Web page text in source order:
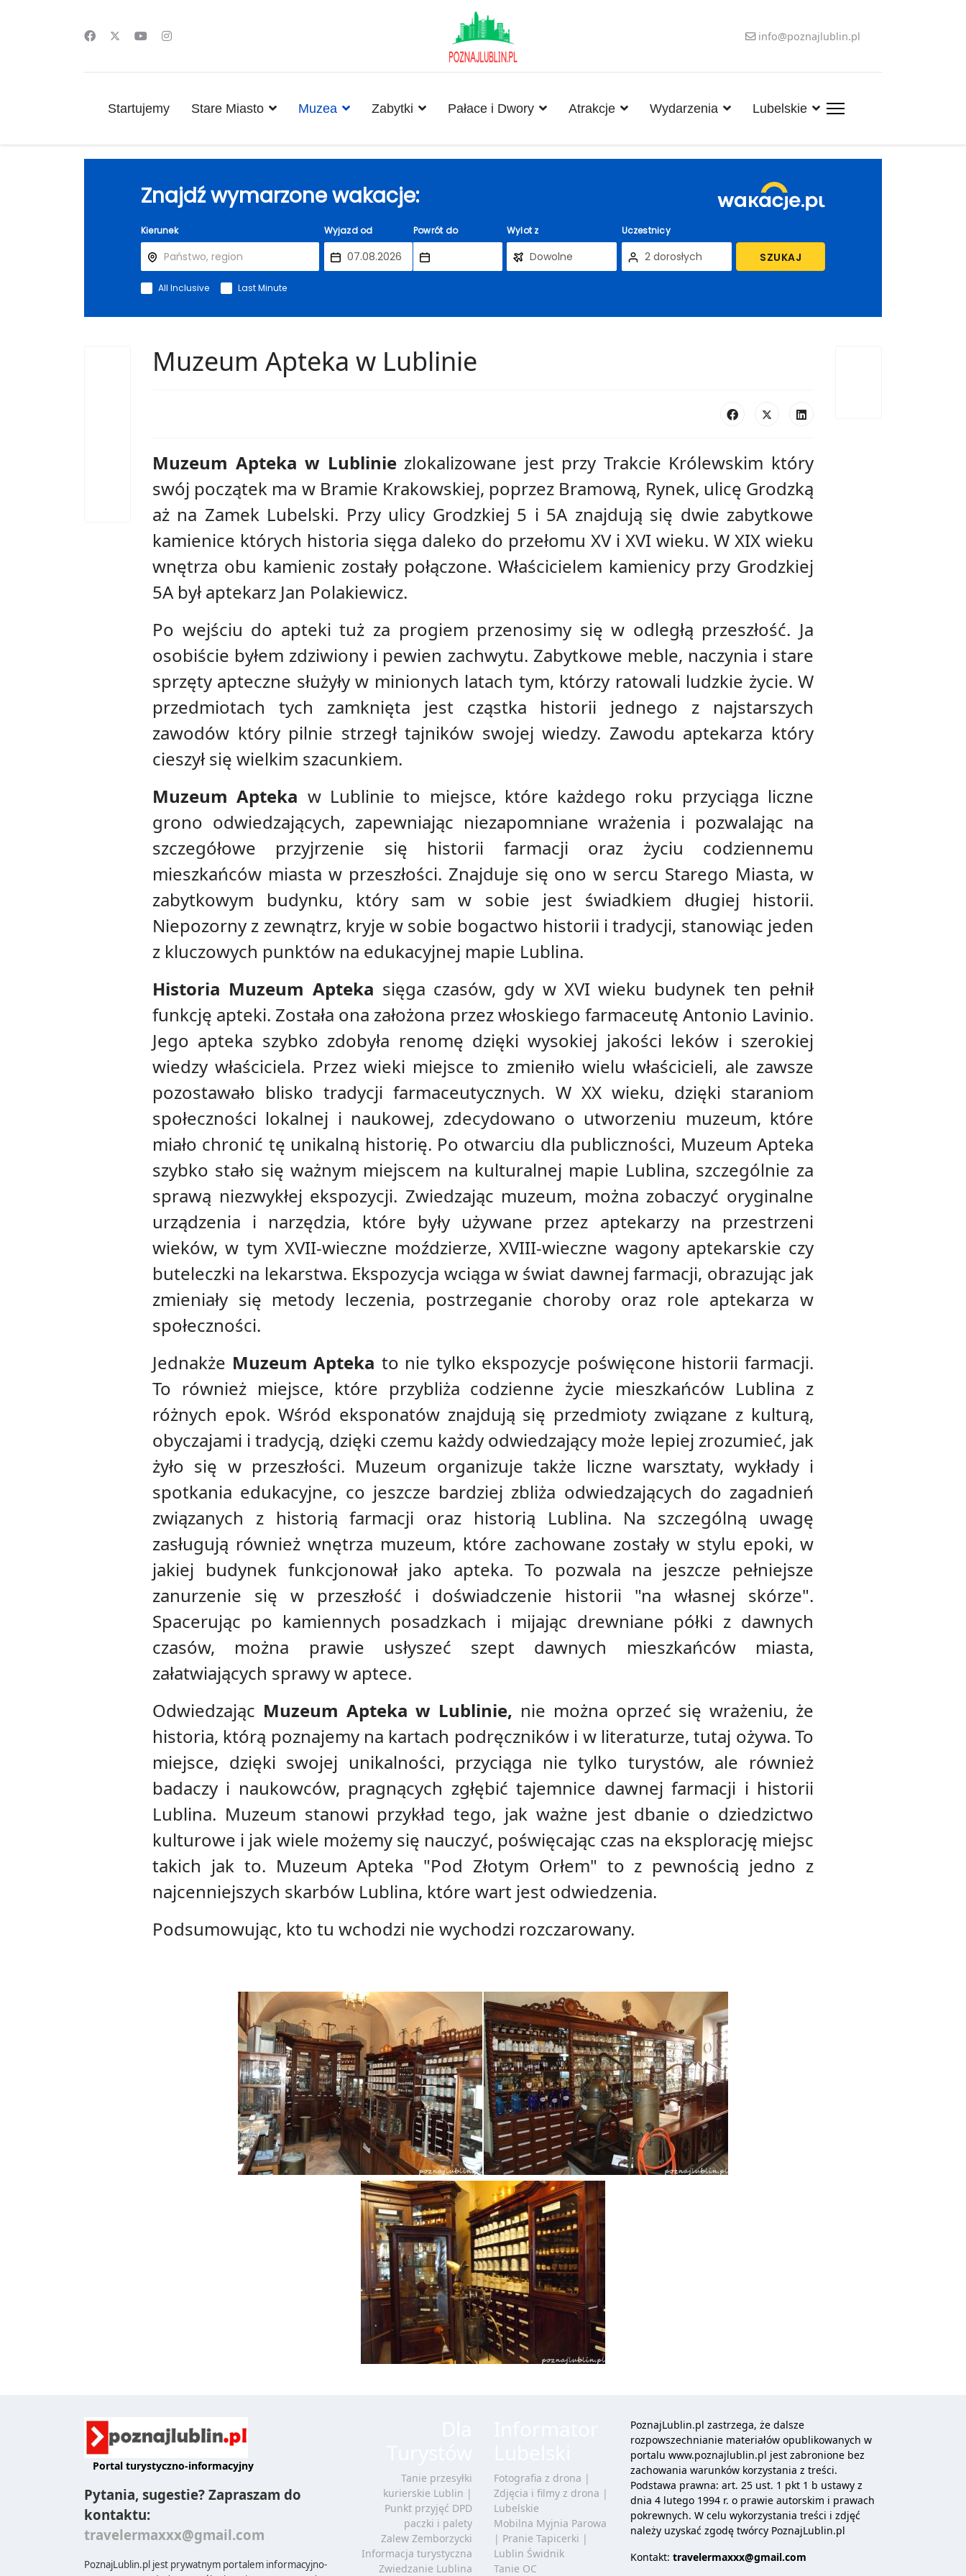
info@poznajlublin.pl
Startujemy Stare Miasto Muzea Zabytki Pałace i Dwory Atrakcje Wydarzenia Lubelskie
Znajdź wymarzone wakacje:
Kierunek Wyjazd od Powrót do Wylot z Uczestnicy
SZUKAJ
All Inclusive Last Minute
Muzeum Apteka w Lublinie
Muzeum Apteka w Lubliniezlokalizowane jest przy Trakcie Królewskim który
swój początek ma w Bramie Krakowskiej, poprzez Bramową, Rynek, ulicę Grodzką
aż na Zamek Lubelski. Przy ulicy Grodzkiej 5 i 5A znajdują się dwie zabytkowe
kamienice których historia sięga daleko do przełomu XV i XVI wieku. W XIX wieku
wnętrza obu kamienic zostały połączone. Właścicielem kamienicy przy Grodzkiej
5A był aptekarz Jan Polakiewicz.
Po wejściu do apteki tuż za progiem przenosimy się w odległą przeszłość. Ja
osobiście byłem zdziwiony i pewien zachwytu. Zabytkowe meble, naczynia i stare
sprzęty apteczne służyły w minionych latach tym, którzy ratowali ludzkie życie. W
przedmiotach tych zamknięta jest cząstka historii jednego z najstarszych
zawodów który pilnie strzegł tajników swojej wiedzy. Zawodu aptekarza który
cieszył się wielkim szacunkiem.
Muzeum Apteka w Lublinie to miejsce, które każdego roku przyciąga liczne
grono odwiedzających, zapewniając niezapomniane wrażenia i pozwalając na
szczegółowe przyjrzenie się historii farmacji oraz życiu codziennemu
mieszkańców miasta w przeszłości. Znajduje się ono w sercu Starego Miasta, w
zabytkowym budynku, który sam w sobie jest świadkiem długiej historii.
Niepozorny z zewnątrz, kryje w sobie bogactwo historii i tradycji, stanowiąc jeden
z kluczowych punktów na edukacyjnej mapie Lublina.
Historia Muzeum Apteka sięga czasów, gdy w XVI wieku budynek ten pełnił
funkcję apteki. Została ona założona przez włoskiego farmaceutę Antonio Lavinio.
Jego apteka szybko zdobyła renomę dzięki wysokiej jakości leków i szerokiej
wiedzy właściciela. Przez wieki miejsce to zmieniło wielu właścicieli, ale zawsze
pozostawało blisko tradycji farmaceutycznych. W XX wieku, dzięki staraniom
społeczności lokalnej i naukowej, zdecydowano o utworzeniu muzeum, które
miało chronić tę unikalną historię. Po otwarciu dla publiczności, Muzeum Apteka
szybko stało się ważnym miejscem na kulturalnej mapie Lublina, szczególnie za
sprawą niezwykłej ekspozycji. Zwiedzając muzeum, można zobaczyć oryginalne
urządzenia i narzędzia, które były używane przez aptekarzy na przestrzeni
wieków, w tym XVII-wieczne moździerze, XVIII-wieczne wagony aptekarskie czy
buteleczki na lekarstwa. Ekspozycja wciąga w świat dawnej farmacji, obrazując jak
zmieniały się metody leczenia, postrzeganie choroby oraz role aptekarza w
społeczności.
Jednakże Muzeum Apteka to nie tylko ekspozycje poświęcone historii farmacji.
To również miejsce, które przybliża codzienne życie mieszkańców Lublina z
różnych epok. Wśród eksponatów znajdują się przedmioty związane z kulturą,
obyczajami i tradycją, dzięki czemu każdy odwiedzający może lepiej zrozumieć, jak
żyło się w przeszłości. Muzeum organizuje także liczne warsztaty, wykłady i
spotkania edukacyjne, co jeszcze bardziej zbliża odwiedzających do zagadnień
związanych z historią farmacji oraz historią Lublina. Na szczególną uwagę
zasługują również wnętrza muzeum, które zachowane zostały w stylu epoki, w
jakiej budynek funkcjonował jako apteka. To pozwala na jeszcze pełniejsze
zanurzenie się w przeszłość i doświadczenie historii "na własnej skórze".
Spacerując po kamiennych posadzkach i mijając drewniane półki z dawnych
czasów, można prawie usłyszeć szept dawnych mieszkańców miasta,
załatwiających sprawy w aptece.
Odwiedzając Muzeum Apteka w Lublinie, nie można oprzeć się wrażeniu, że
historia, którą poznajemy na kartach podręczników i w literaturze, tutaj ożywa. To
miejsce, dzięki swojej unikalności, przyciąga nie tylko turystów, ale również
badaczy i naukowców, pragnących zgłębić tajemnice dawnej farmacji i historii
Lublina. Muzeum stanowi przykład tego, jak ważne jest dbanie o dziedzictwo
kulturowe i jak wiele możemy się nauczyć, poświęcając czas na eksplorację miejsc
takich jak to. Muzeum Apteka "Pod Złotym Orłem" to z pewnością jedno z
najcenniejszych skarbów Lublina, które wart jest odwiedzenia.
Podsumowując, kto tu wchodzi nie wychodzi rozczarowany.
Portal turystyczno-informacyjny
Pytania, sugestie? Zapraszam do
kontaktu:
travelermaxxx@gmail.com
PoznajLublin.pl jest prywatnym portalem informacyjno-
Tanie przesyłki
kurierskie Lublin |
Punkt przyjęć DPD
paczki i palety
Zalew Zemborzycki
Informacja turystyczna
Zwiedzanie Lublina
Fotografia z drona |
Zdjęcia i filmy z drona |
Lubelskie
Mobilna Myjnia Parowa
| Pranie Tapicerki |
Lublin Świdnik
Tanie OC
PoznajLublin.pl zastrzega, że dalsze
rozpowszechnianie materiałów opublikowanych w
portalu www.poznajlublin.pl jest zabronione bez
zachowania warunków korzystania z treści.
Podstawa prawna: art. 25 ust. 1 pkt 1 b ustawy z
dnia 4 lutego 1994 r. o prawie autorskim i prawach
pokrewnych. W celu wykorzystania treści i zdjęć
należy uzyskać zgodę twórcy PoznajLublin.pl
Kontakt: travelermaxxx@gmail.com